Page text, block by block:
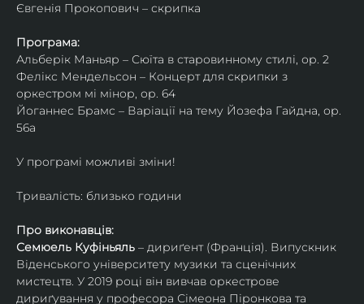
Євгенія Прокопович – скрипка
Програма:
Альберік Маньяр – Сюїта в старовинному стилі, ор. 2
Фелікс Мендельсон – Концерт для скрипки з
оркестром мі мінор, ор. 64
Йоганнес Брамс – Варіації на тему Йозефа Гайдна, ор.
56a
У програмі можливі зміни!
Тривалість: близько години
Про виконавців:
Семюель Куфіньяль – дириґент (Франція). Випускник
Віденського університету музики та сценічних
мистецтв. У 2019 році він вивчав оркестрове
дириґування у професора Сімеона Піронкова та